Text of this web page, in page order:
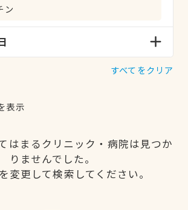
ン
すべてをクリア
表示
はまるクリニック・病院は見つか
りませんでした。
変更して検索してください。